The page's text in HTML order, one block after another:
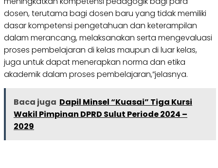
dosen, terutama bagi dosen baru yang tidak memiliki
dasar kompetensi pengetahuan dan keterampilan
dalam merancang, melaksanakan serta mengevaluasi
proses pembelajaran di kelas maupun di luar kelas,
juga untuk dapat menerapkan norma dan etika
akademik dalam proses pembelajaran,”jelasnya.
Baca juga Dapil Minsel “Kuasai” Tiga Kursi
Wakil Pimpinan DPRD Sulut Periode 2024 –
2029